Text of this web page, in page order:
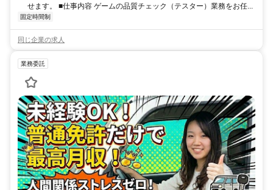
せます。 ■仕事内容 ゲームの品質チェック（テスター）業務をお任...
固定時間制
同じ企業の求人
業務委託